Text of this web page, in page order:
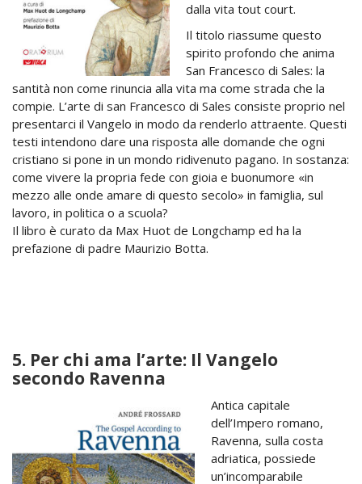
dalla vita tout court.
Il titolo riassume questo
spirito profondo che anima
San Francesco di Sales: la
santità non come rinuncia alla vita ma come strada che la
compie. L’arte di san Francesco di Sales consiste proprio nel
presentarci il Vangelo in modo da renderlo attraente. Questi
testi intendono dare una risposta alle domande che ogni
cristiano si pone in un mondo ridivenuto pagano. In sostanza:
come vivere la propria fede con gioia e buonumore «in
mezzo alle onde amare di questo secolo» in famiglia, sul
lavoro, in politica o a scuola?
Il libro è curato da Max Huot de Longchamp ed ha la
prefazione di padre Maurizio Botta.
5. Per chi ama l’arte: Il Vangelo
secondo Ravenna
Antica capitale
dell’Impero romano,
Ravenna, sulla costa
adriatica, possiede
un’incomparabile